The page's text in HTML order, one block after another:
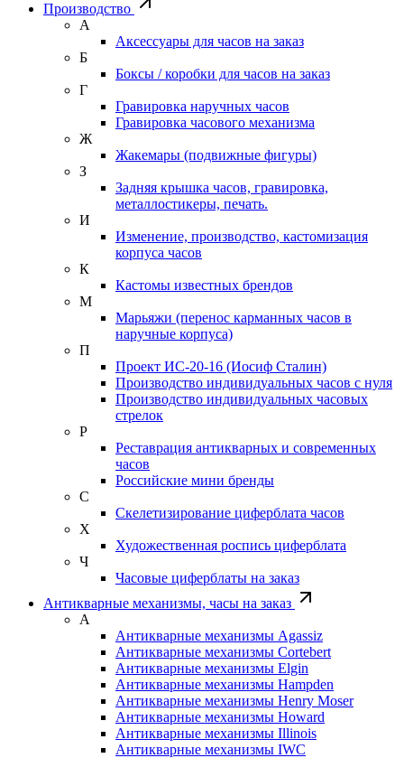
Производство
А
Аксессуары для часов на заказ
Б
Боксы / коробки для часов на заказ
Г
Гравировка наручных часов
Гравировка часового механизма
Ж
Жакемары (подвижные фигуры)
З
Задняя крышка часов, гравировка,
металлостикеры, печать.
И
Изменение, производство, кастомизация
корпуса часов
К
Кастомы известных брендов
М
Марьяжи (перенос карманных часов в
наручные корпуса)
П
Проект ИС-20-16 (Иосиф Сталин)
Производство индивидуальных часов с нуля
Производство индивидуальных часовых
стрелок
Р
Реставрация антикварных и современных
часов
Российские мини бренды
С
Скелетизирование циферблата часов
Х
Художественная роспись циферблата
Ч
Часовые циферблаты на заказ
Антикварные механизмы, часы на заказ
А
Антикварные механизмы Agassiz
Антикварные механизмы Cortebert
Антикварные механизмы Elgin
Антикварные механизмы Hampden
Антикварные механизмы Henry Moser
Антикварные механизмы Howard
Антикварные механизмы Illinois
Антикварные механизмы IWC